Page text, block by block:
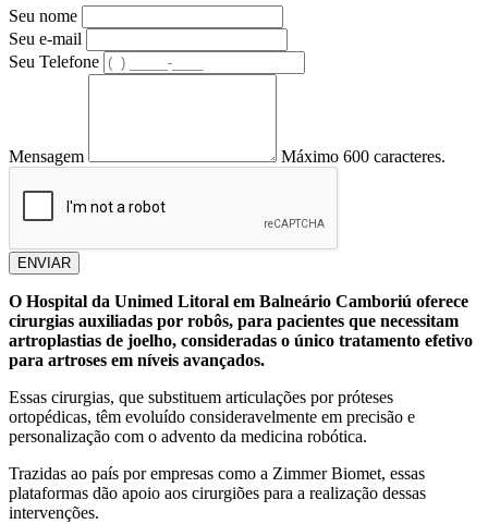
Seu nome
Seu e-mail
Seu Telefone
Mensagem Máximo 600 caracteres.
ENVIAR
O Hospital da Unimed Litoral em Balneário Camboriú oferece
cirurgias auxiliadas por robôs, para pacientes que necessitam
artroplastias de joelho, consideradas o único tratamento efetivo
para artroses em níveis avançados.
Essas cirurgias, que substituem articulações por próteses
ortopédicas, têm evoluído consideravelmente em precisão e
personalização com o advento da medicina robótica.
Trazidas ao país por empresas como a Zimmer Biomet, essas
plataformas dão apoio aos cirurgiões para a realização dessas
intervenções.